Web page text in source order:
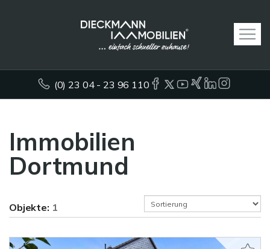
(0) 23 04 - 23 96 110
Immobilien
Dortmund
Objekte: 1